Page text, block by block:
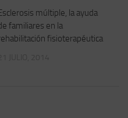
múltiple, la ayuda
familiares en la
fisioterapéutica